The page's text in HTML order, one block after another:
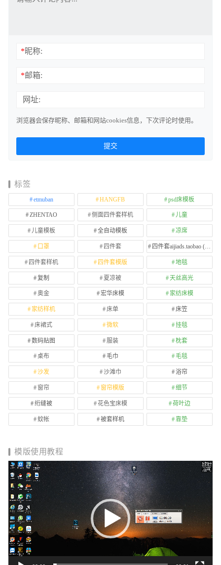
*昵称:
*邮箱:
网址:
浏览器会保存昵称、邮箱和网站cookies信息，下次评论时使用。
标签
etmuban HANGFB psd床模板
ZHENTAO 侧面四件套样机 儿童
儿童模板 全自动模板 凉席
口罩 四件套 四件套aijiads.taobao (1639)
四件套样机 四件套模版 地毯
复制 夏凉被 天丝高光
奥金 宏华床模 家纺床模
家纺样机 床单 床笠
床裙式 微软 挂毯
数码贴图 服装 枕套
桌布 毛巾 毛毯
沙发 沙滩巾 浴帘
窗帘 窗帘模版 细节
绗缝被 花色宝床模 荷叶边
蚊帐 被套样机 靠垫
模版使用教程
视
频
播
放
器